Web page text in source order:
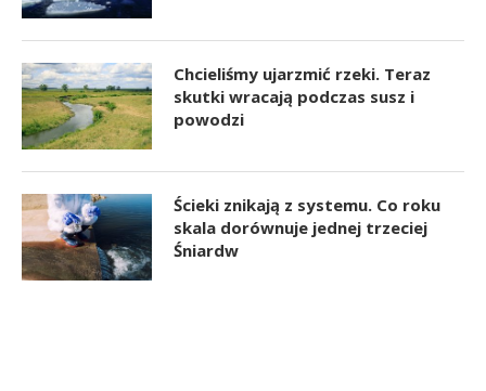
Chcieliśmy ujarzmić rzeki. Teraz
skutki wracają podczas susz i
powodzi
Ścieki znikają z systemu. Co roku
skala dorównuje jednej trzeciej
Śniardw